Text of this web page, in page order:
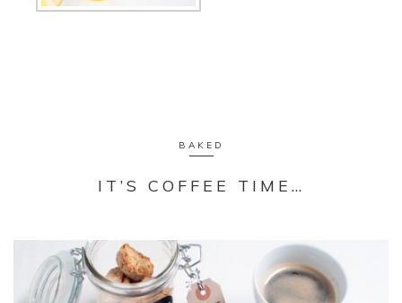
BAKED
IT’S COFFEE TIME…